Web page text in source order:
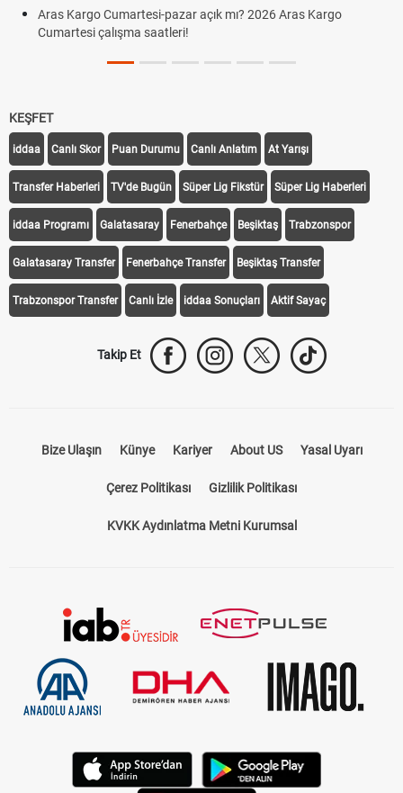
Aras Kargo Cumartesi-pazar açık mı? 2026 Aras Kargo
Cumartesi çalışma saatleri!
KEŞFET
iddaa Canlı Skor Puan Durumu Canlı Anlatım At Yarışı
Transfer Haberleri TV'de Bugün Süper Lig Fikstür Süper Lig Haberleri
iddaa Programı Galatasaray Fenerbahçe Beşiktaş Trabzonspor
Galatasaray Transfer Fenerbahçe Transfer Beşiktaş Transfer
Trabzonspor Transfer Canlı İzle iddaa Sonuçları Aktif Sayaç
Takip Et
Bize Ulaşın Künye Kariyer About US Yasal Uyarı
Çerez Politikası Gizlilik Politikası
KVKK Aydınlatma Metni Kurumsal